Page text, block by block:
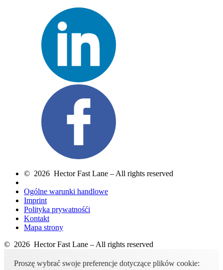
© 2026 Hector Fast Lane – All rights reserved
Ogólne warunki handlowe
Imprint
Polityka prywatnośći
Kontakt
Mapa strony
© 2026 Hector Fast Lane – All rights reserved
Proszę wybrać swoje preferencje dotyczące plików cookie: